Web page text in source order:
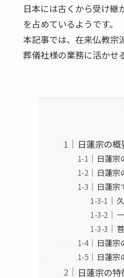
日本には古くから受け継
を占めているようです。
本記事では、在来仏教宗
葬儀社様の業務に活かせ
日蓮宗の概
日蓮宗
日蓮宗
日蓮宗
日蓮宗
日蓮宗
日蓮宗の特